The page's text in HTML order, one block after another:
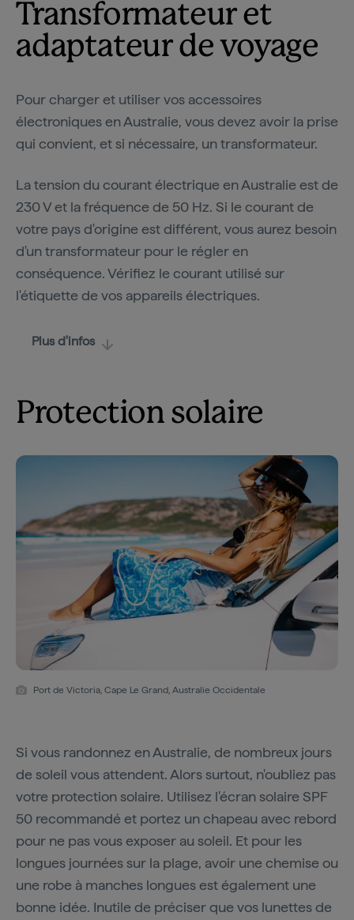
Transformateur et
adaptateur de voyage
Pour charger et utiliser vos accessoires
électroniques en Australie, vous devez avoir la prise
qui convient, et si nécessaire, un transformateur.
La tension du courant électrique en Australie est de
230 V et la fréquence de 50 Hz. Si le courant de
votre pays d'origine est différent, vous aurez besoin
d'un transformateur pour le régler en
conséquence. Vérifiez le courant utilisé sur
l'étiquette de vos appareils électriques.
Plus d'infos
Protection solaire
Port de Victoria, Cape Le Grand, Australie Occidentale
Si vous randonnez en Australie, de nombreux jours
de soleil vous attendent. Alors surtout, n'oubliez pas
votre protection solaire. Utilisez l'écran solaire SPF
50 recommandé et portez un chapeau avec rebord
pour ne pas vous exposer au soleil. Et pour les
longues journées sur la plage, avoir une chemise ou
une robe à manches longues est également une
bonne idée. Inutile de préciser que vos lunettes de